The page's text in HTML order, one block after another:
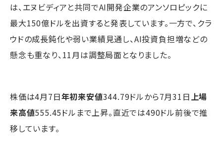
は、エヌビディアと共同でAI開発企業のアンソロピックに
最大150億ドルを出資すると発表しています。一方で、クラ
ウドの成長鈍化や弱い業績見通し、AI投資負担増などの
懸念も重なり、11月は調整局面となりました。
株価は4月7日年初来安値344.79ドルから7月31日上場
来高値555.45ドルまで上昇。直近では490ドル前後で推
移しています。